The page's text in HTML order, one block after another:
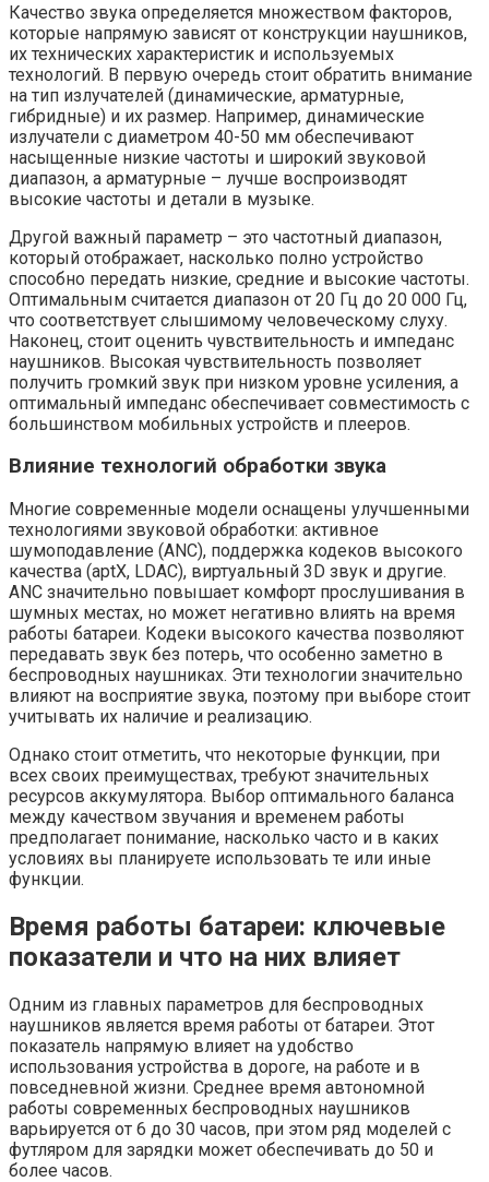
Качество звука определяется множеством факторов,
которые напрямую зависят от конструкции наушников,
их технических характеристик и используемых
технологий. В первую очередь стоит обратить внимание
на тип излучателей (динамические, арматурные,
гибридные) и их размер. Например, динамические
излучатели с диаметром 40-50 мм обеспечивают
насыщенные низкие частоты и широкий звуковой
диапазон, а арматурные – лучше воспроизводят
высокие частоты и детали в музыке.
Другой важный параметр – это частотный диапазон,
который отображает, насколько полно устройство
способно передать низкие, средние и высокие частоты.
Оптимальным считается диапазон от 20 Гц до 20 000 Гц,
что соответствует слышимому человеческому слуху.
Наконец, стоит оценить чувствительность и импеданс
наушников. Высокая чувствительность позволяет
получить громкий звук при низком уровне усиления, а
оптимальный импеданс обеспечивает совместимость с
большинством мобильных устройств и плееров.
Влияние технологий обработки звука
Многие современные модели оснащены улучшенными
технологиями звуковой обработки: активное
шумоподавление (ANC), поддержка кодеков высокого
качества (aptX, LDAC), виртуальный 3D звук и другие.
ANC значительно повышает комфорт прослушивания в
шумных местах, но может негативно влиять на время
работы батареи. Кодеки высокого качества позволяют
передавать звук без потерь, что особенно заметно в
беспроводных наушниках. Эти технологии значительно
влияют на восприятие звука, поэтому при выборе стоит
учитывать их наличие и реализацию.
Однако стоит отметить, что некоторые функции, при
всех своих преимуществах, требуют значительных
ресурсов аккумулятора. Выбор оптимального баланса
между качеством звучания и временем работы
предполагает понимание, насколько часто и в каких
условиях вы планируете использовать те или иные
функции.
Время работы батареи: ключевые
показатели и что на них влияет
Одним из главных параметров для беспроводных
наушников является время работы от батареи. Этот
показатель напрямую влияет на удобство
использования устройства в дороге, на работе и в
повседневной жизни. Среднее время автономной
работы современных беспроводных наушников
варьируется от 6 до 30 часов, при этом ряд моделей с
футляром для зарядки может обеспечивать до 50 и
более часов.